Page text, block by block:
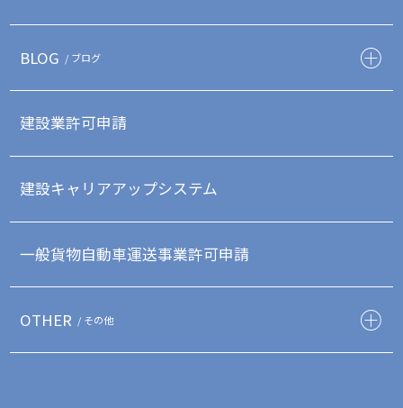
BLOG / ブログ
建設業許可申請
建設キャリアアップシステム
一般貨物自動車運送事業許可申請
OTHER / その他